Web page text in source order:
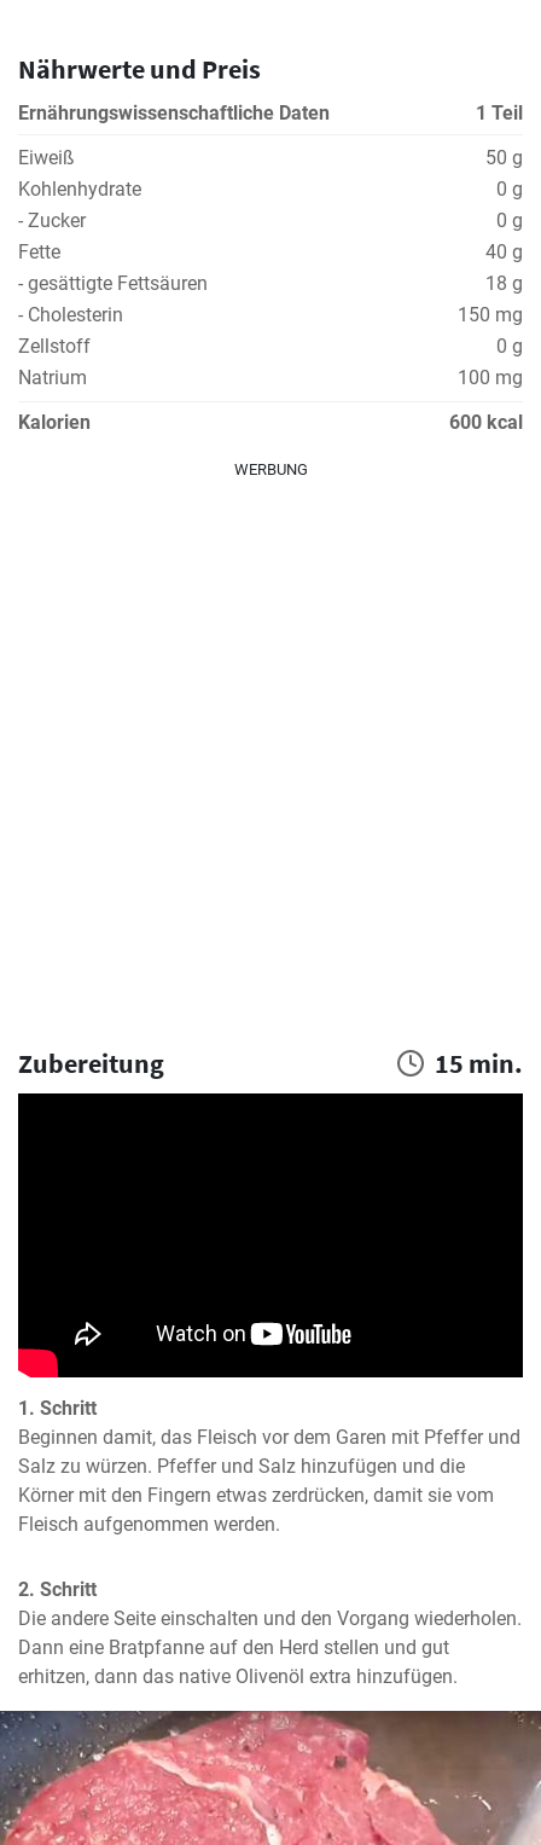
Nährwerte und Preis
Ernährungswissenschaftliche Daten
1 Teil
Eiweiß
50 g
Kohlenhydrate
0 g
- Zucker
0 g
Fette
40 g
- gesättigte Fettsäuren
18 g
- Cholesterin
150 mg
Zellstoff
0 g
Natrium
100 mg
Kalorien
600 kcal
WERBUNG
Zubereitung 15 min.
1. Schritt
Beginnen damit, das Fleisch vor dem Garen mit Pfeffer und
Salz zu würzen. Pfeffer und Salz hinzufügen und die
Körner mit den Fingern etwas zerdrücken, damit sie vom
Fleisch aufgenommen werden.
2. Schritt
Die andere Seite einschalten und den Vorgang wiederholen.
Dann eine Bratpfanne auf den Herd stellen und gut
erhitzen, dann das native Olivenöl extra hinzufügen.